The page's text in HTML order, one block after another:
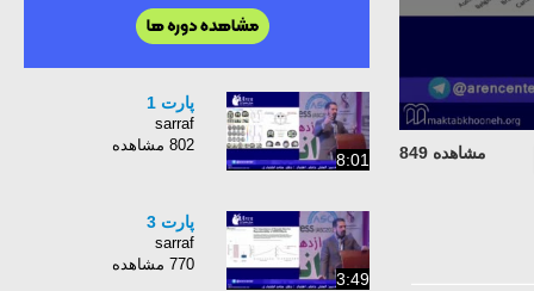
مشاهده 849 8:01
پارت 1
sarraf
802 مشاهده
3:49
پارت 3
sarraf
770 مشاهده